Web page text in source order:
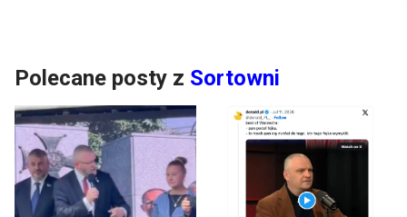
Polecane posty z Sortowni